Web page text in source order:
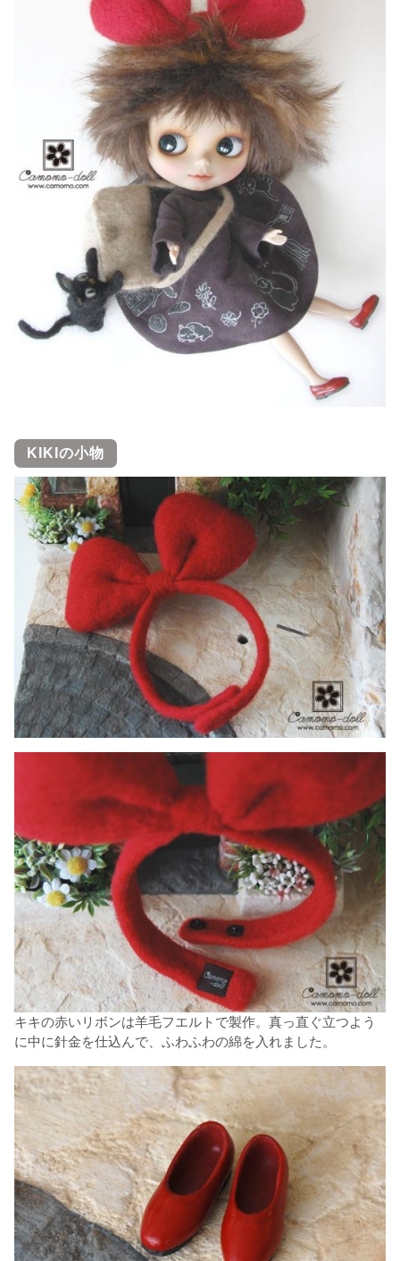
KIKIの小物
キキの赤いリボンは羊毛フエルトで製作。真っ直ぐ立つよう
に中に針金を仕込んで、ふわふわの綿を入れました。